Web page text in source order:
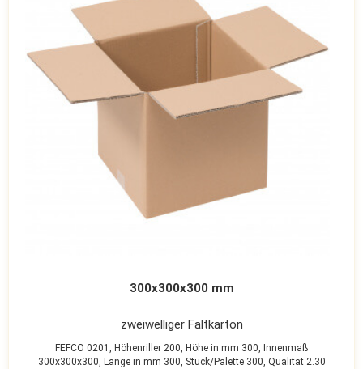
300x300x300 mm
zweiwelliger Faltkarton
FEFCO 0201, Höhenriller 200, Höhe in mm 300, Innenmaß
300x300x300, Länge in mm 300, Stück/Palette 300, Qualität 2.30